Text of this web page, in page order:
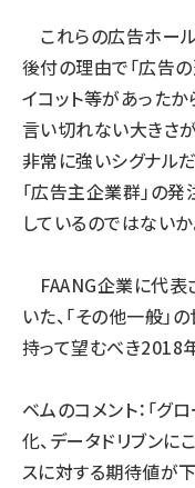
これらの広告ホー
後付の理由で「広告
イコット等があった
言い切れない大きさ
非常に強いシグナル
「広告主企業群」の
しているのではないか
FAANG企業に代表
いた、「その他一般
持って望むべき2018
ベムのコメント：「グ
化、データドリブン
スに対する期待値が